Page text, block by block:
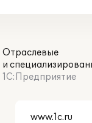
Отраслевые
и
1С:Предприятие